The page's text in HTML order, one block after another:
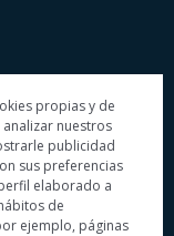
propias y de
nuestros
publicidad
sus preferencias
elaborado a
de
ejemplo, páginas